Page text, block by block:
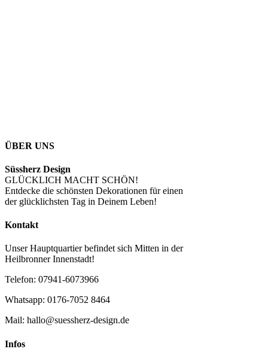
ÜBER UNS
Süssherz Design
GLÜCKLICH MACHT SCHÖN!
Entdecke die schönsten Dekorationen für einen
der glücklichsten Tag in Deinem Leben!
Kontakt
Unser Hauptquartier befindet sich Mitten in der
Heilbronner Innenstadt!
Telefon: 07941-6073966
Whatsapp: 0176-7052 8464
Mail: hallo@suessherz-design.de
Infos